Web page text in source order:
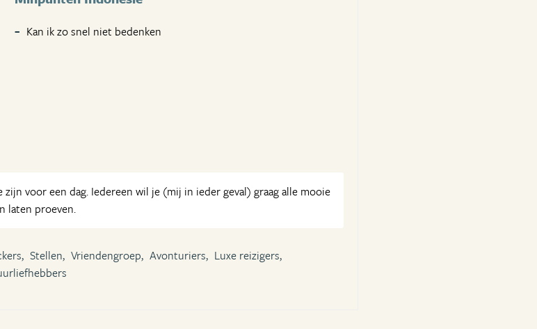
Kan ik zo snel niet bedenken
zijn voor een dag. Iedereen wil je (mij in ieder geval) graag alle mooie
laten proeven.
Stellen, Vriendengroep, Avonturiers, Luxe reizigers,